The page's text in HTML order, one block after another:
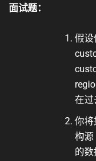
面试题：
假设
在过
你将
构源
的